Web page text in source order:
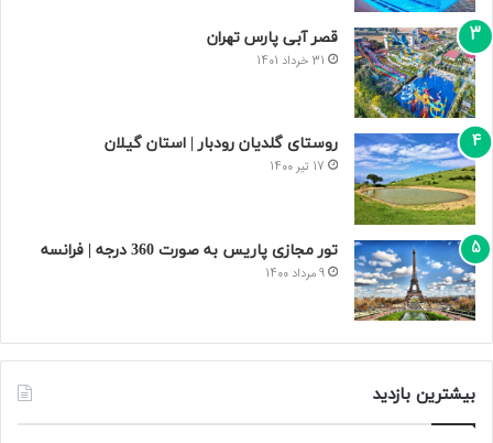
قصر آبی پارس تهران
31 خرداد 1401
روستای گلدیان رودبار | استان گیلان
17 تیر 1400
تور مجازی پاریس به صورت 360 درجه | فرانسه
9 مرداد 1400
بیشترین بازدید